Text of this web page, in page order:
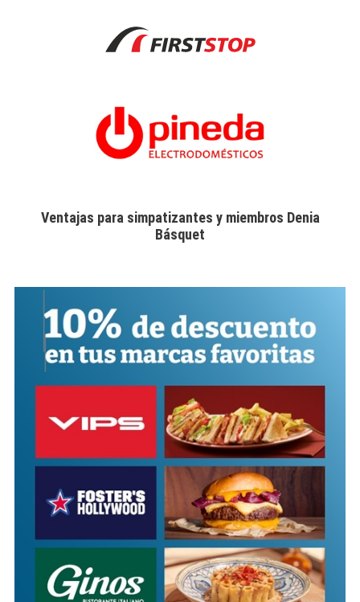
Ventajas para simpatizantes y miembros Denia
Básquet